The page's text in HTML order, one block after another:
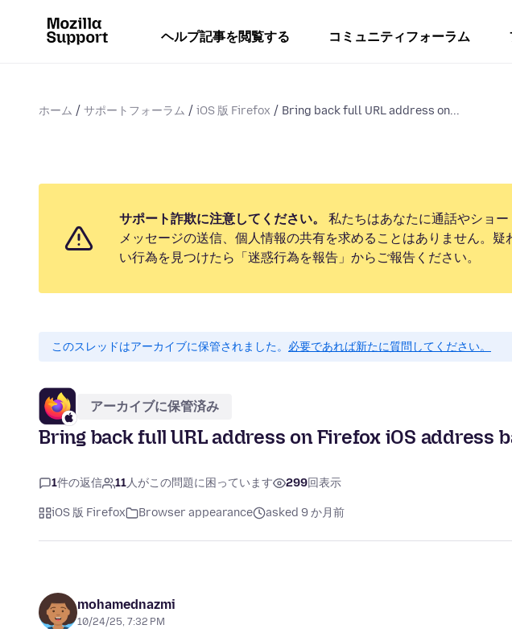
ヘルプ記事を閲覧する コミュニティフォーラム
ホーム サポートフォーラム iOS 版 Firefox Bring back full URL address on...
サポート詐欺に注意してください。
私たちはあなたに通話やショー
メッセージの送信、個人情報の共有を求めることはありません。疑
い行為を見つけたら「迷惑行為を報告」からご報告ください。
このスレッドはアーカイブに保管されました。 必要であれば新たに質問してください。
アーカイブに保管済み
Bring back full URL address on Firefox iOS address
1件の返信 11人がこの問題に困っています 299回表示
iOS 版 Firefox Browser appearance asked 9 か月前
mohamednazmi
10/24/25, 7:32 PM